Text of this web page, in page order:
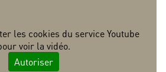
les cookies du service Youtube
voir la vidéo.
Autoriser